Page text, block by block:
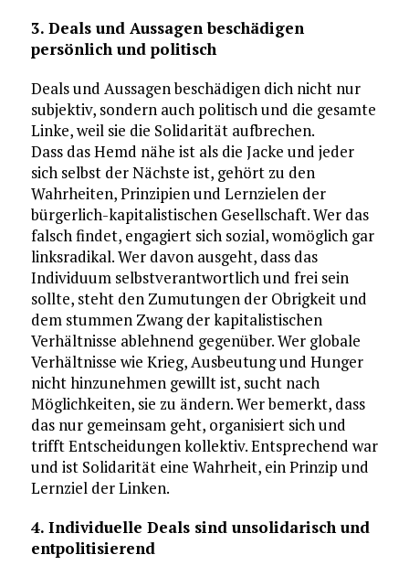
3. Deals und Aussagen beschädigen
persönlich und politisch
Deals und Aussagen beschädigen dich nicht nur
subjektiv, sondern auch politisch und die gesamte
Linke, weil sie die Solidarität aufbrechen.
Dass das Hemd nähe ist als die Jacke und jeder
sich selbst der Nächste ist, gehört zu den
Wahrheiten, Prinzipien und Lernzielen der
bürgerlich-kapitalistischen Gesellschaft. Wer das
falsch findet, engagiert sich sozial, womöglich gar
linksradikal. Wer davon ausgeht, dass das
Individuum selbstverantwortlich und frei sein
sollte, steht den Zumutungen der Obrigkeit und
dem stummen Zwang der kapitalistischen
Verhältnisse ablehnend gegenüber. Wer globale
Verhältnisse wie Krieg, Ausbeutung und Hunger
nicht hinzunehmen gewillt ist, sucht nach
Möglichkeiten, sie zu ändern. Wer bemerkt, dass
das nur gemeinsam geht, organisiert sich und
trifft Entscheidungen kollektiv. Entsprechend war
und ist Solidarität eine Wahrheit, ein Prinzip und
Lernziel der Linken.
4. Individuelle Deals sind unsolidarisch und
entpolitisierend